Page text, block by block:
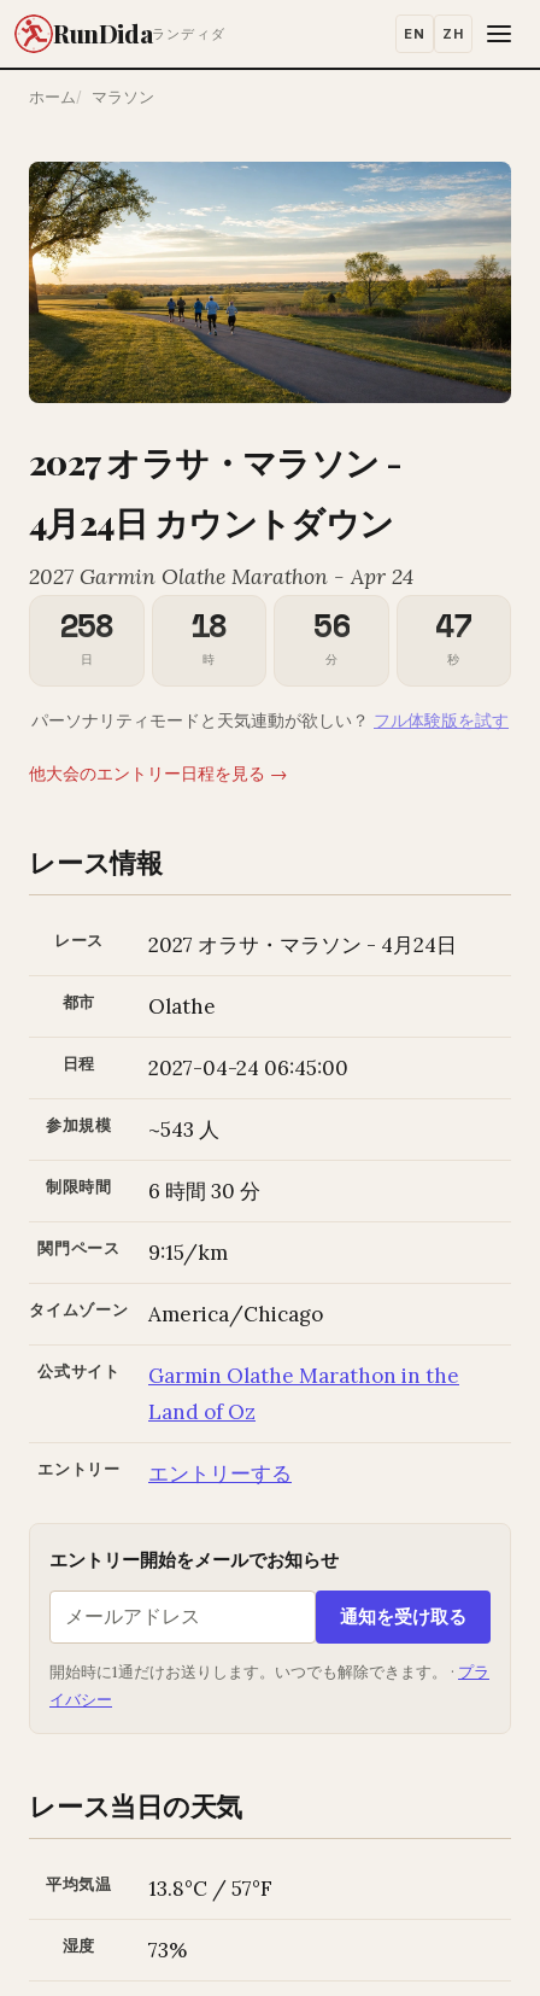
RunDidaランディダ EN ZH
ホーム マラソン
2027 オラサ・マラソン -
4月24日 カウントダウン
2027 Garmin Olathe Marathon - Apr 24
258
日
18
時
56
分
46
秒
パーソナリティモードと天気連動が欲しい？ フル体験版を試す
他大会のエントリー日程を見る →
レース情報
レース 2027 オラサ・マラソン - 4月24日
都市 Olathe
日程 2027-04-24 06:45:00
参加規模 ~543 人
制限時間 6 時間 30 分
関門ペース 9:15/km
タイムゾーン America/Chicago
公式サイト
Garmin Olathe Marathon in the
Land of Oz
エントリー エントリーする
エントリー開始をメールでお知らせ
通知を受け取る
開始時に1通だけお送りします。いつでも解除できます。 · プラ
イバシー
レース当日の天気
平均気温 13.8°C / 57°F
湿度 73%